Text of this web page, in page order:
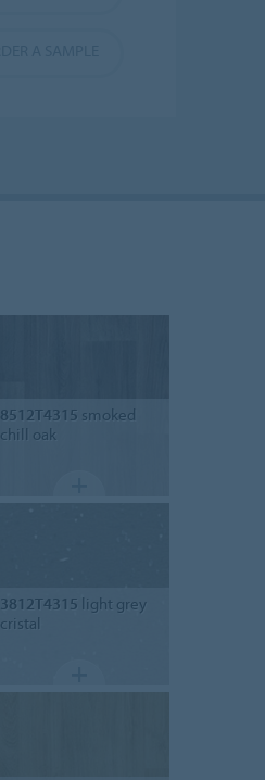
8512T4315 smoked
chill oak
3812T4315 light grey
cristal